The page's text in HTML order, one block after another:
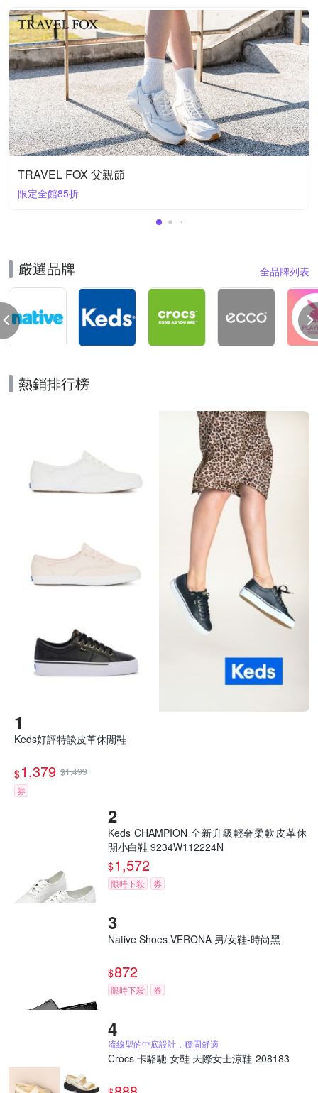
TRAVEL FOX 父親節
限定全館85折
嚴選品牌 全品牌列表
熱銷排行榜
Keds好評特談皮革休閒鞋
$1,379 $1,499
券
Keds CHAMPION 全新升級輕奢柔軟皮革休
閒小白鞋 9234W112224N
$1,572
限時下殺 券
Native Shoes VERONA 男/女鞋-時尚黑
$872
限時下殺 券
流線型的中底設計，穩固舒適
Crocs 卡駱馳 女鞋 天際女士涼鞋-208183